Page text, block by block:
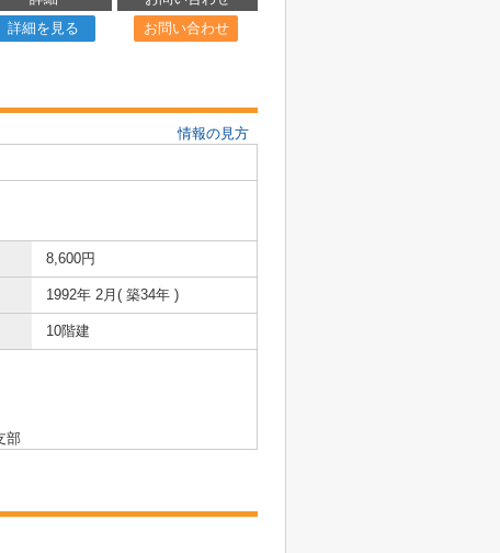
詳細を見る お問い合わせ
情報の見方
8,600円
1992年 2月( 築34年 )
10階建
部